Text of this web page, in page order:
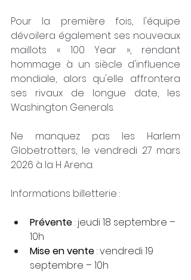
Pour la première fois, l'équipe
dévoilera également ses nouveaux
maillots « 100 Year », rendant
hommage à un siècle d'influence
mondiale, alors qu'elle affrontera
ses rivaux de longue date, les
Washington Generals.
Ne manquez pas les Harlem
Globetrotters, le vendredi 27 mars
2026 à la H Arena.
Informations billetterie :
Prévente : jeudi 18 septembre –
10h
Mise en vente : vendredi 19
septembre – 10h